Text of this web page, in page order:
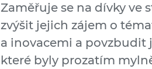
Zaměřuje se na dívky ve
zvýšit jejich zájem o
a inovacemi a povzbudit
které byly prozatím